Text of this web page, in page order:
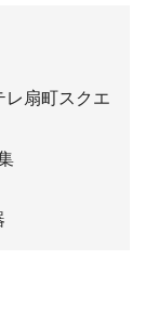
扇町スクエ